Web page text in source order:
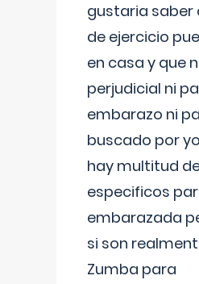
gustaria saber
de ejercicio
en casa y que
perjudicial ni
embarazo ni
buscado por
hay multitud
especificos
embarazada
si son
Zumba para